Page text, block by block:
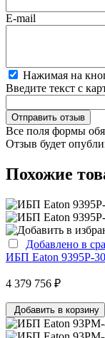
E-mail
Нажимая на
Введите текст с
Все поля формы
Отзыв будет
Похожие
Добавлено в
ИБП Eaton 9395P-
4 379 756 ₽
Добавить в корзину